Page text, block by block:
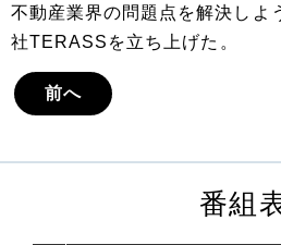
不動産業界の問題点を解決しよ
社TERASSを立ち上げた。
前へ
番組